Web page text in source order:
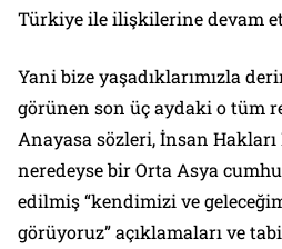
Türkiye ile ilişkilerine devam
Yani bize yaşadıklarımızla
görünen son üç aydaki o tüm
Anayasa sözleri, İnsan
neredeyse bir Orta Asya
edilmiş “kendimizi ve
görüyoruz” açıklamaları ve